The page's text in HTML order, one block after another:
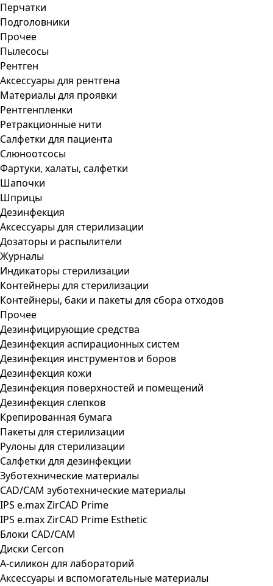
Перчатки
Подголовники
Прочее
Пылесосы
Рентген
Аксессуары для рентгена
Материалы для проявки
Рентгенпленки
Ретракционные нити
Салфетки для пациента
Слюноотсосы
Фартуки, халаты, салфетки
Шапочки
Шприцы
Дезинфекция
Аксессуары для стерилизации
Дозаторы и распылители
Журналы
Индикаторы стерилизации
Контейнеры для стерилизации
Контейнеры, баки и пакеты для сбора отходов
Прочее
Дезинфицирующие средства
Дезинфекция аспирационных систем
Дезинфекция инструментов и боров
Дезинфекция кожи
Дезинфекция поверхностей и помещений
Дезинфекция слепков
Крепированная бумага
Пакеты для стерилизации
Рулоны для стерилизации
Салфетки для дезинфекции
Зуботехнические материалы
CAD/CAM зуботехнические материалы
IPS e.max ZirCAD Prime
IPS e.max ZirCAD Prime Esthetic
Блоки CAD/CAM
Диски Cercon
А-силикон для лабораторий
Аксессуары и вспомогательные материалы